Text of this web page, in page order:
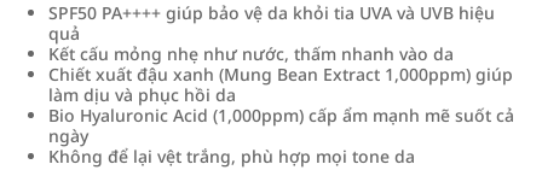
SPF50 PA++++ giúp bảo vệ da khỏi tia UVA và UVB hiệu
quả
Kết cấu mỏng nhẹ như nước, thấm nhanh vào da
Chiết xuất đậu xanh (Mung Bean Extract 1,000ppm) giúp
làm dịu và phục hồi da
Bio Hyaluronic Acid (1,000ppm) cấp ẩm mạnh mẽ suốt cả
ngày
Không để lại vệt trắng, phù hợp mọi tone da